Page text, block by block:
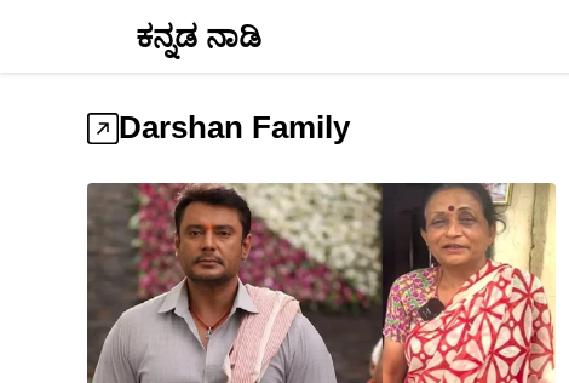
ಕನ್ನಡ ನಾಡಿ
Darshan Family